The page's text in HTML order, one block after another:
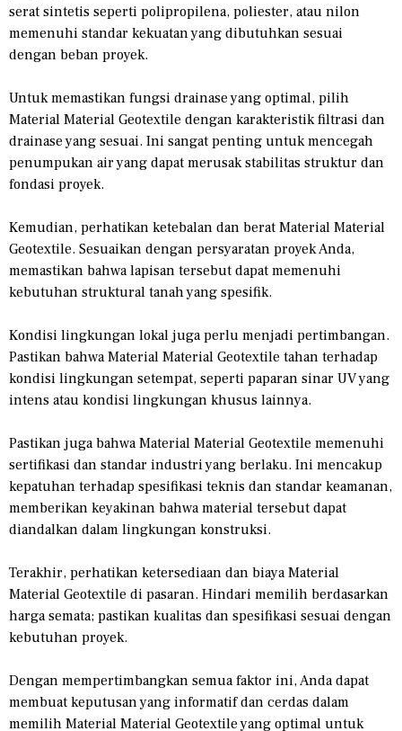
serat sintetis seperti polipropilena, poliester, atau nilon
memenuhi standar kekuatan yang dibutuhkan sesuai
dengan beban proyek.
Untuk memastikan fungsi drainase yang optimal, pilih
Material Material Geotextile dengan karakteristik filtrasi dan
drainase yang sesuai. Ini sangat penting untuk mencegah
penumpukan air yang dapat merusak stabilitas struktur dan
fondasi proyek.
Kemudian, perhatikan ketebalan dan berat Material Material
Geotextile. Sesuaikan dengan persyaratan proyek Anda,
memastikan bahwa lapisan tersebut dapat memenuhi
kebutuhan struktural tanah yang spesifik.
Kondisi lingkungan lokal juga perlu menjadi pertimbangan.
Pastikan bahwa Material Material Geotextile tahan terhadap
kondisi lingkungan setempat, seperti paparan sinar UV yang
intens atau kondisi lingkungan khusus lainnya.
Pastikan juga bahwa Material Material Geotextile memenuhi
sertifikasi dan standar industri yang berlaku. Ini mencakup
kepatuhan terhadap spesifikasi teknis dan standar keamanan,
memberikan keyakinan bahwa material tersebut dapat
diandalkan dalam lingkungan konstruksi.
Terakhir, perhatikan ketersediaan dan biaya Material
Material Geotextile di pasaran. Hindari memilih berdasarkan
harga semata; pastikan kualitas dan spesifikasi sesuai dengan
kebutuhan proyek.
Dengan mempertimbangkan semua faktor ini, Anda dapat
membuat keputusan yang informatif dan cerdas dalam
memilih Material Material Geotextile yang optimal untuk